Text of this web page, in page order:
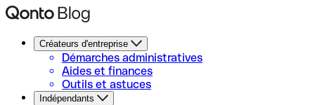
Créateurs d'entreprise
Démarches administratives
Aides et finances
Outils et astuces
Indépendants